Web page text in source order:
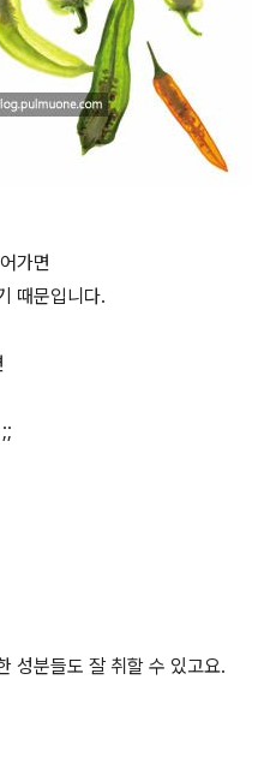
가면
때문입니다.
성분들도 잘 취할 수 있고요.